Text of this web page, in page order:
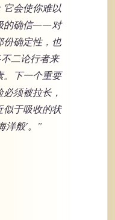
会使你难以
的确信——对
份确定性，也
二论行者来
。下一个重要
须被拉长，
似于吸收的状
洋般’。"